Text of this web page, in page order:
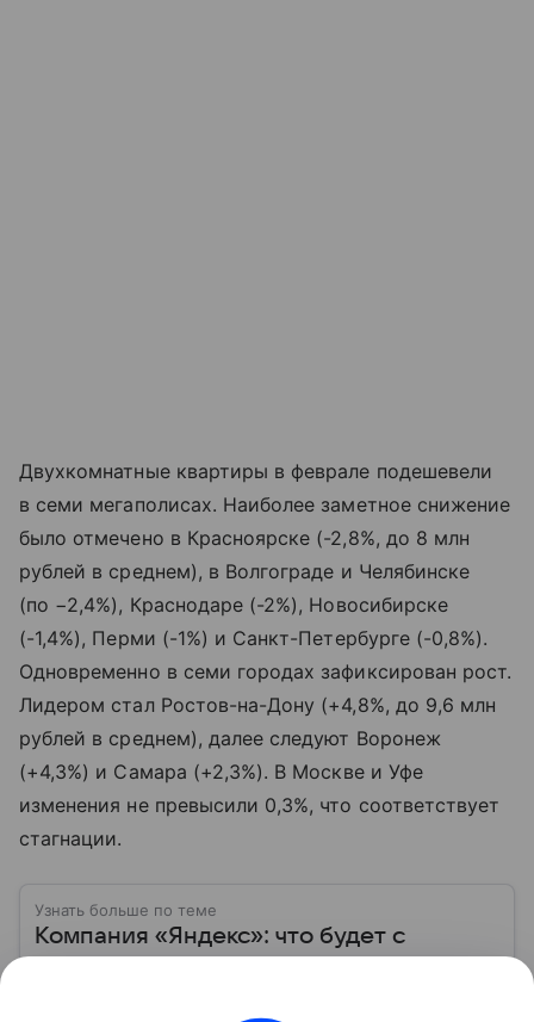
Двухкомнатные квартиры в феврале подешевели
в семи мегаполисах. Наиболее заметное снижение
было отмечено в Красноярске (-2,8%, до 8 млн
рублей в среднем), в Волгограде и Челябинске
(по −2,4%), Краснодаре (-2%), Новосибирске
(-1,4%), Перми (-1%) и Санкт-Петербурге (-0,8%).
Одновременно в семи городах зафиксирован рост.
Лидером стал Ростов-на-Дону (+4,8%, до 9,6 млн
рублей в среднем), далее следуют Воронеж
(+4,3%) и Самара (+2,3%). В Москве и Уфе
изменения не превысили 0,3%, что соответствует
стагнации.
Узнать больше по теме
Компания «Яндекс»: что будет с